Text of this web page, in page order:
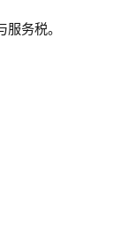
务税。